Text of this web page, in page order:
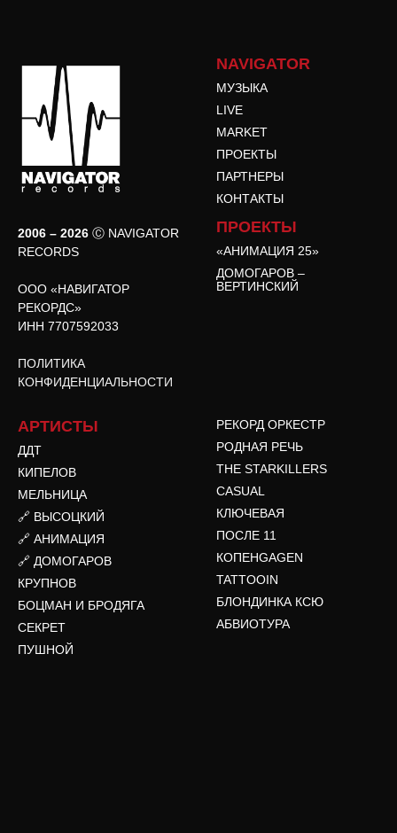
2006 – 2026 Ⓒ NAVIGATOR
RECORDS
ООО «НАВИГАТОР
РЕКОРДС»
ИНН 7707592033
ПОЛИТИКА
КОНФИДЕНЦИАЛЬНОСТИ
NAVIGATOR
МУЗЫКА
LIVE
MARKET
ПРОЕКТЫ
ПАРТНЕРЫ
КОНТАКТЫ
ПРОЕКТЫ
«АНИМАЦИЯ 25»
ДОМОГАРОВ –
ВЕРТИНСКИЙ
АРТИСТЫ
ДДТ
КИПЕЛОВ
МЕЛЬНИЦА
🔗 ВЫСОЦКИЙ
🔗 АНИМАЦИЯ
🔗 ДОМОГАРОВ
КРУПНОВ
БОЦМАН И БРОДЯГА
СЕКРЕТ
ПУШНОЙ
РЕКОРД ОРКЕСТР
РОДНАЯ РЕЧЬ
THE STARKILLERS
CASUAL
КЛЮЧЕВАЯ
ПОСЛЕ 11
КОПЕНGAGEN
TATTOOIN
БЛОНДИНКА КСЮ
АБВИОТУРА